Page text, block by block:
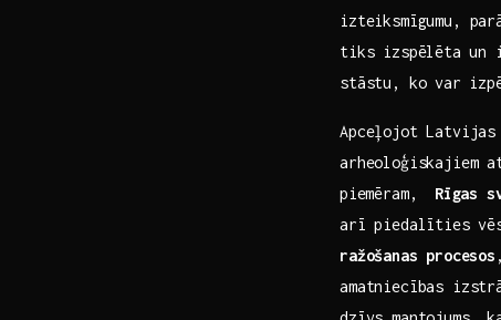
izteiksmīgumu,
tiks izspēlēta⁤ un
stāstu, ko ⁣var
Apceļojot Latvijas
arheoloģiskajiem
⁤piemēram, ⁢ Rīgas⁤
arī piedalīties
ražošanas⁢ procesos
amatniecības